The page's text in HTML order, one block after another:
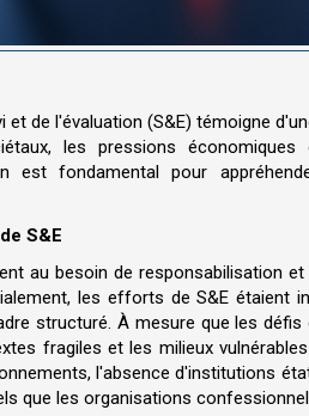
et de l'évaluation (S&E) témoigne
les pressions
est fondamental pour
S&E
au besoin de responsabilisation
les efforts de S&E étaient
structuré. À mesure que les
fragiles et les milieux
l'absence d'institutions
que les organisations